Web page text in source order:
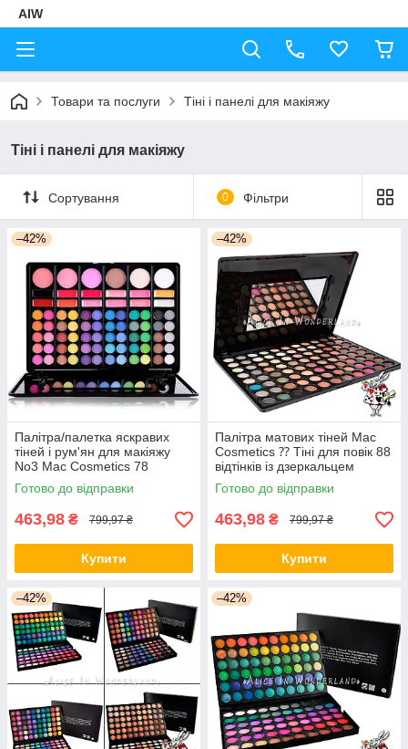
AIW
Товари та послуги Тіні і панелі для макіяжу
Тіні і панелі для макіяжу
Сортування 0 Фільтри
–42%
Палітра/палетка яскравих
тіней і рум'ян для макіяжу
No3 Mac Cosmetics 78
кольорів
Готово до відправки
463,98 ₴ 799,97 ₴
Купити
–42%
Палітра матових тіней Mac
Cosmetics ⁇ Тіні для повік 88
відтінків із дзеркальцем
Готово до відправки
463,98 ₴ 799,97 ₴
Купити
–42% –42%